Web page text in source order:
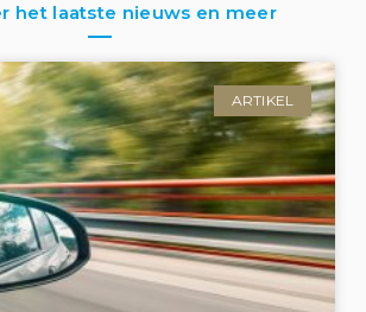
het laatste nieuws en meer
ARTIKEL